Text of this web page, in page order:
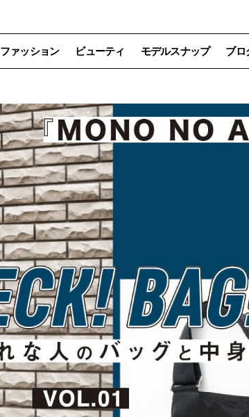
ファッション ビューティ モデルスナップ ブロ